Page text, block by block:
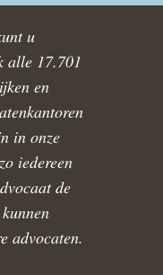
u
alle 17.701
en
in onze
iedereen
de
advocaten.